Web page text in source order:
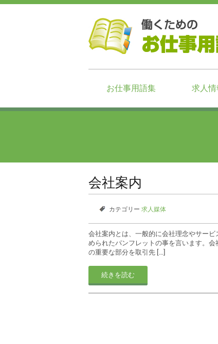
お仕事用語集 求人
会社案内
カテゴリー 求人媒体
会社案内とは、一般的に会社理念やサー
められたパンフレットの事を言います。
の重要な部分を取引先 […]
続きを読む